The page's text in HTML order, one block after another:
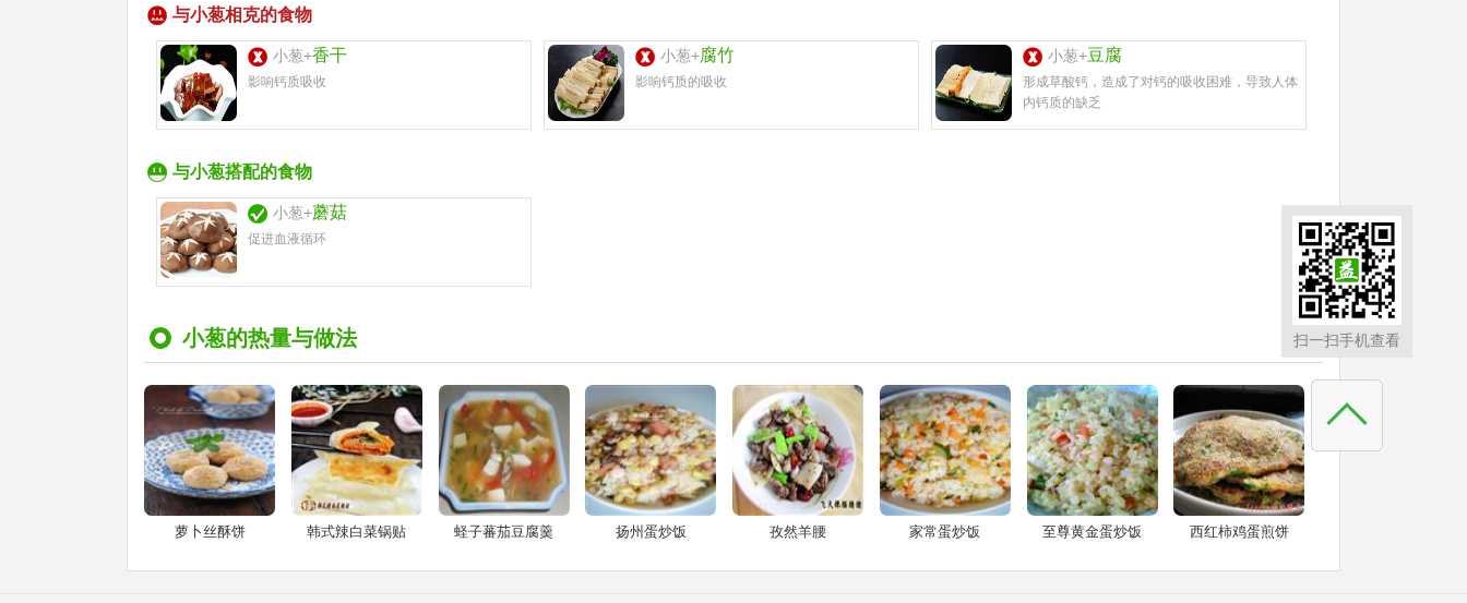
与小葱相克的食物
小葱+香干
影响钙质吸收
小葱+腐竹
影响钙质的吸收
小葱+豆腐
形成草酸钙，造成了对钙的吸收困难，导致人体
内钙质的缺乏
与小葱搭配的食物
小葱+蘑菇
促进血液循环
小葱的热量与做法
萝卜丝酥饼 韩式辣白菜锅贴 蛏子蕃茄豆腐羹 扬州蛋炒饭 孜然羊腰 家常蛋炒饭 至尊黄金蛋炒饭 西红柿鸡蛋煎饼
扫一扫手机查看